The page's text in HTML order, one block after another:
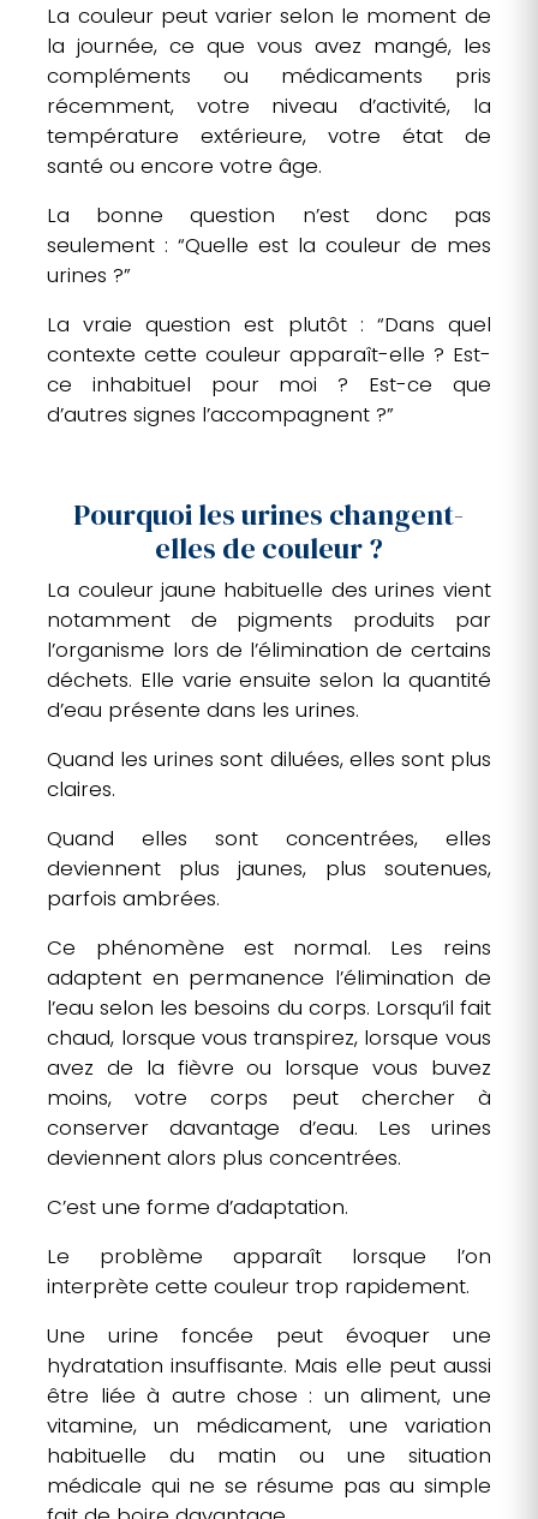
La couleur peut varier selon le moment de
la journée, ce que vous avez mangé, les
compléments ou médicaments pris
récemment, votre niveau d’activité, la
température extérieure, votre état de
santé ou encore votre âge.
La bonne question n’est donc pas
seulement : “Quelle est la couleur de mes
urines ?”
La vraie question est plutôt : “Dans quel
contexte cette couleur apparaît-elle ? Est-
ce inhabituel pour moi ? Est-ce que
d’autres signes l’accompagnent ?”
Pourquoi les urines changent-
elles de couleur ?
La couleur jaune habituelle des urines vient
notamment de pigments produits par
l’organisme lors de l’élimination de certains
déchets. Elle varie ensuite selon la quantité
d’eau présente dans les urines.
Quand les urines sont diluées, elles sont plus
claires.
Quand elles sont concentrées, elles
deviennent plus jaunes, plus soutenues,
parfois ambrées.
Ce phénomène est normal. Les reins
adaptent en permanence l’élimination de
l’eau selon les besoins du corps. Lorsqu’il fait
chaud, lorsque vous transpirez, lorsque vous
avez de la fièvre ou lorsque vous buvez
moins, votre corps peut chercher à
conserver davantage d’eau. Les urines
deviennent alors plus concentrées.
C’est une forme d’adaptation.
Le problème apparaît lorsque l’on
interprète cette couleur trop rapidement.
Une urine foncée peut évoquer une
hydratation insuffisante. Mais elle peut aussi
être liée à autre chose : un aliment, une
vitamine, un médicament, une variation
habituelle du matin ou une situation
médicale qui ne se résume pas au simple